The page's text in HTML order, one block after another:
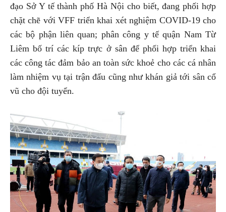
đạo Sở Y tế thành phố Hà Nội cho biết, đang phối hợp
chặt chẽ với VFF triển khai xét nghiệm COVID-19 cho
các bộ phận liên quan; phân công y tế quận Nam Từ
Liêm bố trí các kíp trực ở sân để phối hợp triển khai
các công tác đảm bảo an toàn sức khoẻ cho các cá nhân
làm nhiệm vụ tại trận đấu cũng như khán giả tới sân cổ
vũ cho đội tuyển.